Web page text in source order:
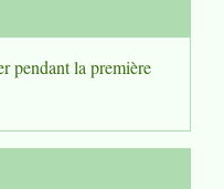
pendant la première